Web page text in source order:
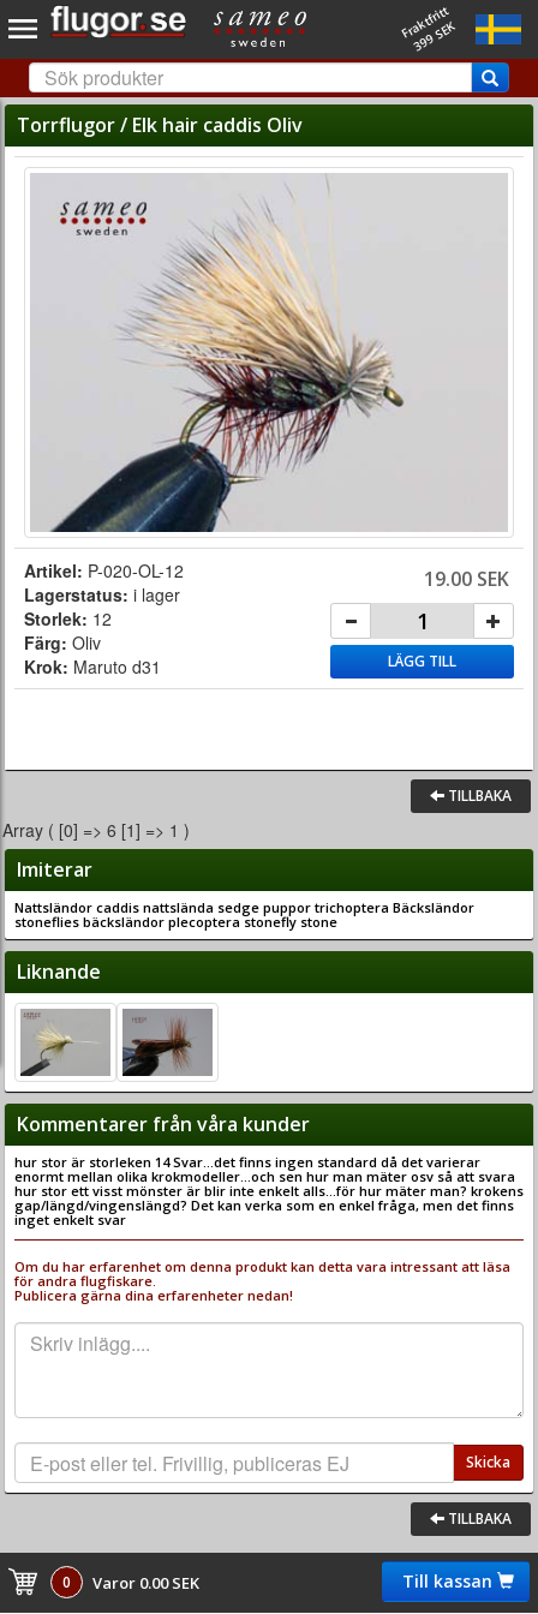
Fraktfritt
399 SEK
Torrflugor / Elk hair caddis Oliv
Artikel: P-020-OL-12
Lagerstatus: i lager
Storlek: 12
Färg: Oliv
Krok: Maruto d31
19.00 SEK
LÄGG TILL
TILLBAKA
Array ( [0] => 6 [1] => 1 )
Imiterar
Nattsländor caddis nattslända sedge puppor trichoptera Bäcksländor
stoneflies bäcksländor plecoptera stonefly stone
Liknande
Kommentarer från våra kunder
hur stor är storleken 14 Svar...det finns ingen standard då det varierar
enormt mellan olika krokmodeller...och sen hur man mäter osv så att svara
hur stor ett visst mönster är blir inte enkelt alls...för hur mäter man? krokens
gap/längd/vingenslängd? Det kan verka som en enkel fråga, men det finns
inget enkelt svar
Om du har erfarenhet om denna produkt kan detta vara intressant att läsa
för andra flugfiskare.
Publicera gärna dina erfarenheter nedan!
Skicka
TILLBAKA
0 Varor 0.00 SEK Till kassan